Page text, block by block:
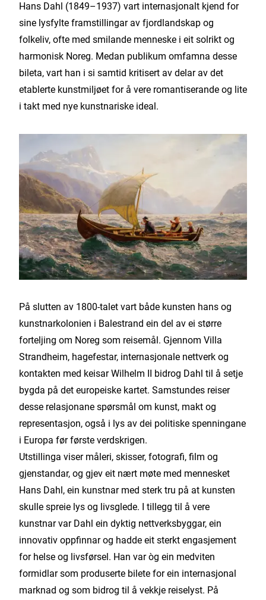
Hans Dahl (1849–1937) vart internasjonalt kjend for
sine lysfylte framstillingar av fjordlandskap og
folkeliv, ofte med smilande menneske i eit solrikt og
harmonisk Noreg. Medan publikum omfamna desse
bileta, vart han i si samtid kritisert av delar av det
etablerte kunstmiljøet for å vere romantiserande og lite
i takt med nye kunstnariske ideal.
På slutten av 1800-talet vart både kunsten hans og
kunstnarkolonien i Balestrand ein del av ei større
forteljing om Noreg som reisemål. Gjennom Villa
Strandheim, hagefestar, internasjonale nettverk og
kontakten med keisar Wilhelm II bidrog Dahl til å setje
bygda på det europeiske kartet. Samstundes reiser
desse relasjonane spørsmål om kunst, makt og
representasjon, også i lys av dei politiske spenningane
i Europa før første verdskrigen.
Utstillinga viser måleri, skisser, fotografi, film og
gjenstandar, og gjev eit nært møte med mennesket
Hans Dahl, ein kunstnar med sterk tru på at kunsten
skulle spreie lys og livsglede. I tillegg til å vere
kunstnar var Dahl ein dyktig nettverksbyggar, ein
innovativ oppfinnar og hadde eit sterkt engasjement
for helse og livsførsel. Han var òg ein medviten
formidlar som produserte bilete for ein internasjonal
marknad og som bidrog til å vekkje reiselyst. På